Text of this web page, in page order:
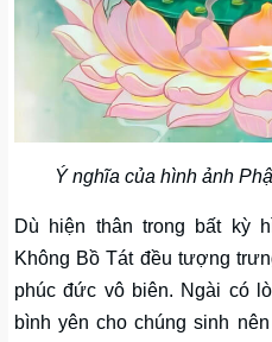
Ý nghĩa của hình ảnh
Dù hiện thân trong bất kỳ
Không Bồ Tát đều tượng
phúc đức vô biên. Ngài có
bình yên cho chúng sinh